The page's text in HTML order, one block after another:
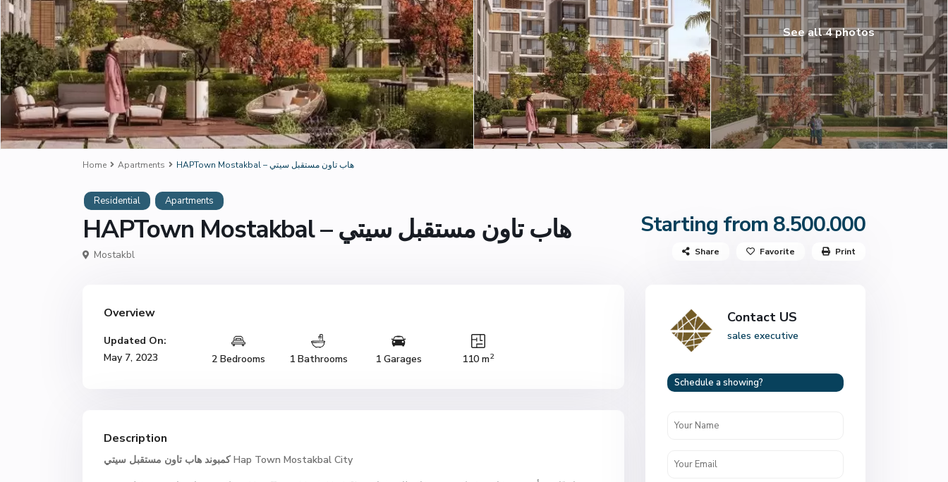
See all 4 photos
Home Apartments HAPTown Mostakbal – هاب تاون مستقبل سيتي
Residential Apartments
HAPTown Mostakbal – هاب تاون مستقبل سيتي Starting from 8.500.000
Mostakbl Share Favorite Print
Overview
Updated On:
May 7, 2023
2 Bedrooms 1 Bathrooms 1 Garages 110 m2
Description
كمبوند هاب تاون مستقبل سيتيHap Town Mostakbal City
Contact US
sales executive
Schedule a showing?